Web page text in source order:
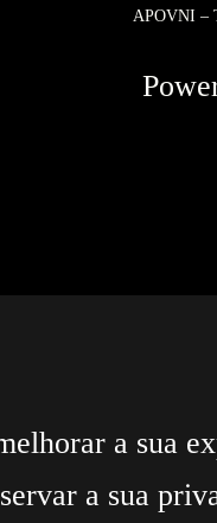
APOVNI –
a sua
a sua